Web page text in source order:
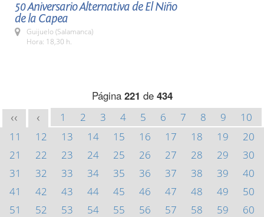
50 Aniversario Alternativa de El Niño
de la Capea
Guijuelo (Salamanca)
Hora: 18,30 h.
Página 221 de 434
<< < 1 2 3 4 5 6 7 8 9
10
11
12 13 14 15 16 17 18 19
20
21
22 23 24 25 26 27 28 29
30
31
32 33 34 35 36 37 38 39
40
41
42 43 44 45 46 47 48 49
50
51
52 53 54 55 56 57 58 59
60